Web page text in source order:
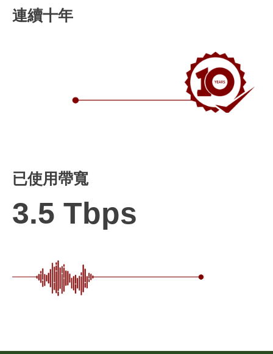
連續十年
已使用帶寬
3.5 Tbps